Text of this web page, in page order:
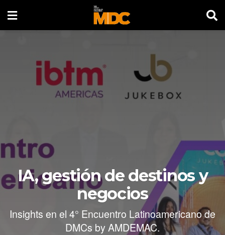
IA, gestión de destinos y
negocios
Insights en el 4° Encuentro Latinoamericano de
DMCs by AMDEMAC.